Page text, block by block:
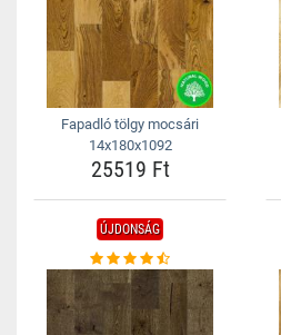
Fapadló tölgy mocsári
14x180x1092
25519 Ft
ÚJDONSÁG